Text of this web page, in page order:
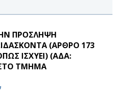
ΠΡΟΣΛΗΨΗ
(ΑΡΘΡΟ 173
ΙΣΧΥΕΙ) (ΑΔΑ:
ΣΤΟ ΤΜΗΜΑ